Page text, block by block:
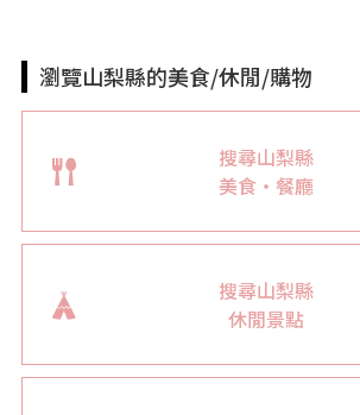
瀏覽山梨縣的美食/休閒/購物
搜尋山梨縣
美食・餐廳
搜尋山梨縣
休閒景點